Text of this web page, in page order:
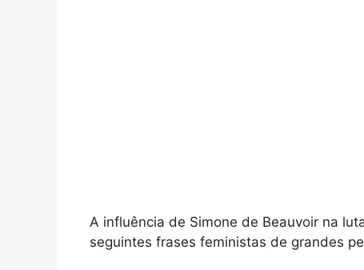
A influência de Simone de Beauvoir na
seguintes frases feministas de grandes